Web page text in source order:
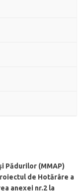
Pădurilor (MMAP)
de Hotărâre a
anexei nr.2 la